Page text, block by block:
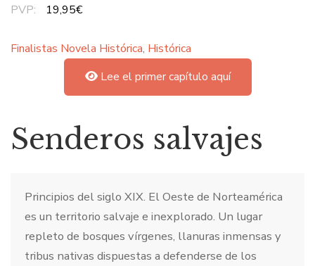
PVP:
19,95€
Finalistas Novela Histórica, Histórica
Lee el primer capítulo aquí
Senderos salvajes
Principios del siglo XIX. El Oeste de Norteamérica
es un territorio salvaje e inexplorado. Un lugar
repleto de bosques vírgenes, llanuras inmensas y
tribus nativas dispuestas a defenderse de los